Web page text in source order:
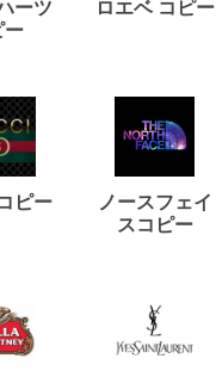
ーツ
ー
ロエベ コピー
ピー
ノースフェイ
スコピー